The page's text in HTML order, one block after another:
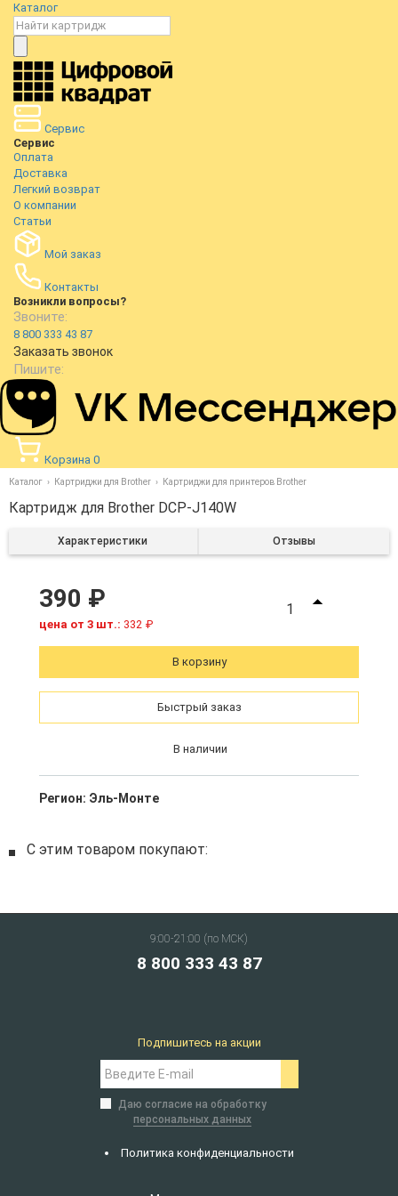
Каталог
Сервис
Сервис
Оплата
Доставка
Легкий возврат
О компании
Статьи
Мой заказ
Контакты
Возникли вопросы?
Звоните:
8 800 333 43 87
Заказать звонок
Пишите:
Корзина 0
Каталог Картриджи для Brother Картриджи для принтеров Brother
Картридж для Brother DCP-J140W
Характеристики Отзывы
390 ₽
цена от 3 шт.: 332 ₽
1
В корзину
Быстрый заказ
В наличии
Регион: Эль-Монте
С этим товаром покупают:
9:00-21:00 (по МСК)
8 800 333 43 87
Политика конфиденциальности
Подпишитесь на акции
Даю согласие на обработку
персональных данных